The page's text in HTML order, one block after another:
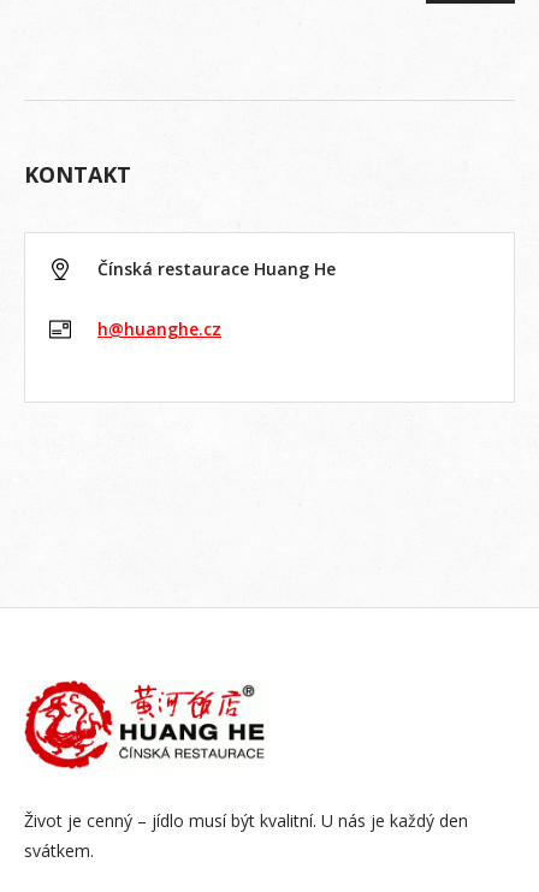
KONTAKT
Čínská restaurace Huang He
h@huanghe.cz
Život je cenný – jídlo musí být kvalitní. U nás je každý den
svátkem.